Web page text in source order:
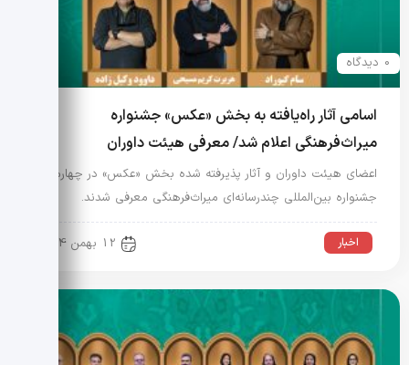
0 دیدگاه
اسامی آثار راه‌یافته به بخش «عکس» جشنواره
میراث‌فرهنگی اعلام شد/ معرفی هیئت داوران
اعضای هیئت داوران و آثار پذیرفته شده بخش «عکس» در چهارمین
جشنواره بین‌المللی چندرسانه‌ای میراث‌فرهنگی معرفی شدند.
اخبار 12 بهمن 1404